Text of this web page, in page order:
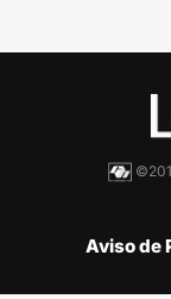
Aviso de